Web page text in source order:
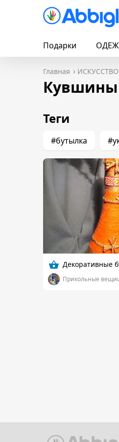
Подарки
Главная ИСКУССТВО
Кувшины
Теги
#бутылка
Декоративные
Прикольные